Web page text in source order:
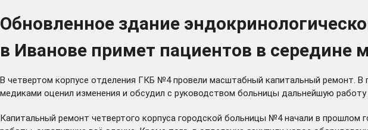
Обновленное здание
в Иванове примет пациентов в середине
В четвертом корпусе отделения ГКБ №4 провели масштабный капитальный ремонт. В
медиками оценил изменения и обсудил с руководством больницы дальнейшую работу
Капитальный ремонт четвертого корпуса городской больницы №4 начали в